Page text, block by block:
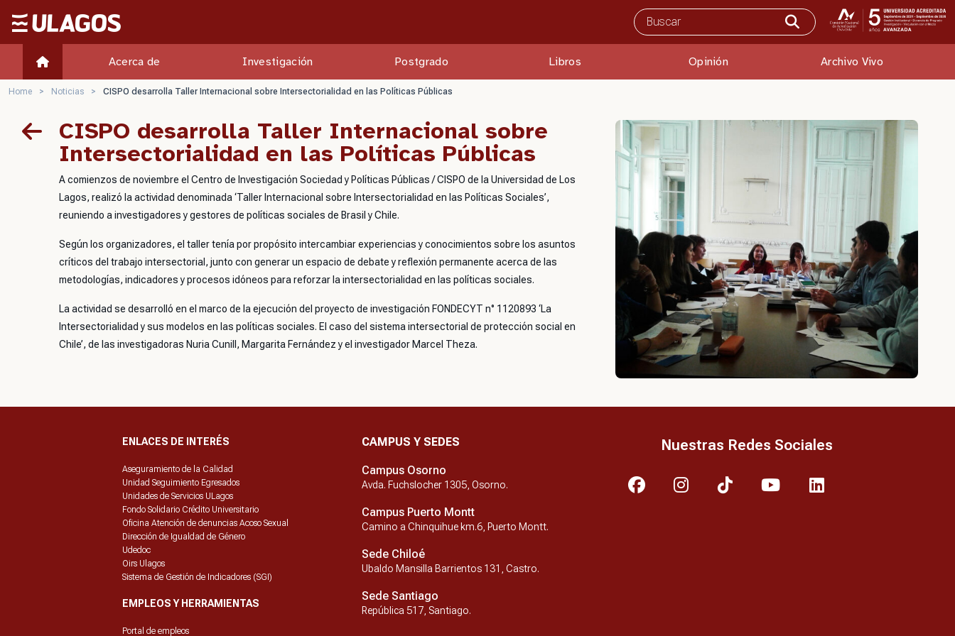
Ulagos Template
Acerca de Investigación Postgrado Libros Opinión Archivo Vivo
Home > Noticias > CISPO desarrolla Taller Internacional sobre Intersectorialidad en las Políticas Públicas
CISPO desarrolla Taller Internacional sobre
Intersectorialidad en las Políticas Públicas
A comienzos de noviembre el Centro de Investigación Sociedad y Políticas Públicas / CISPO de la Universidad de Los
Lagos, realizó la actividad denominada ‘Taller Internacional sobre Intersectorialidad en las Políticas Sociales’,
reuniendo a investigadores y gestores de políticas sociales de Brasil y Chile.
Según los organizadores, el taller tenía por propósito intercambiar experiencias y conocimientos sobre los asuntos
críticos del trabajo intersectorial, junto con generar un espacio de debate y reflexión permanente acerca de las
metodologías, indicadores y procesos idóneos para reforzar la intersectorialidad en las políticas sociales.
La actividad se desarrolló en el marco de la ejecución del proyecto de investigación FONDECYT n° 1120893 ‘La
Intersectorialidad y sus modelos en las políticas sociales. El caso del sistema intersectorial de protección social en
Chile’, de las investigadoras Nuria Cunill, Margarita Fernández y el investigador Marcel Theza.
ENLACES DE INTERÉS
Aseguramiento de la Calidad
Unidad Seguimiento Egresados
Unidades de Servicios ULagos
Fondo Solidario Crédito Universitario
Oficina Atención de denuncias Acoso Sexual
Dirección de Igualdad de Género
Udedoc
Oirs Ulagos
Sistema de Gestión de Indicadores (SGI)
EMPLEOS Y HERRAMIENTAS
Portal de empleos
CAMPUS Y SEDES
Campus Osorno
Avda. Fuchslocher 1305, Osorno.
Campus Puerto Montt
Camino a Chinquihue km.6, Puerto Montt.
Sede Chiloé
Ubaldo Mansilla Barrientos 131, Castro.
Sede Santiago
República 517, Santiago.
Nuestras Redes Sociales